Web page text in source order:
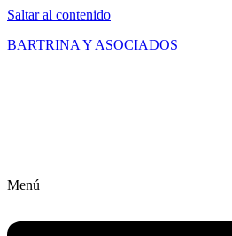
Saltar al contenido
BARTRINA Y ASOCIADOS
Menú